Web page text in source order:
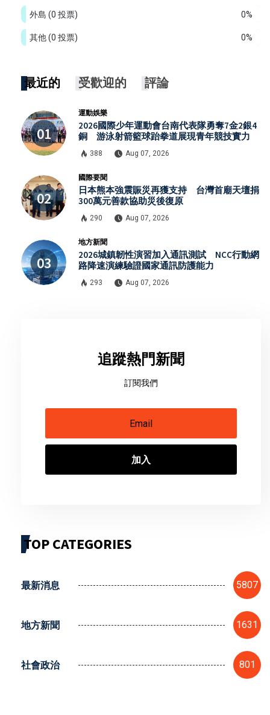
0%
外島 (0 投票)
0%
其他(0 投票)
最近的 受歡迎的 評論
運動娛樂
2026國際少年運動會台南代表隊勇奪7金2銀4
銅 游泳射箭籃球跆拳道展現青年競技實力
388 Aug 07, 2026
國際要聞
日本熊本強震賑災再獲支持 台灣首廟天壇捐
300萬元善款協助災後復原
290 Aug 07, 2026
地方新聞
2026城鎮韌性演習加入通訊測試 NCC行動網
路降速演練驗證國家通訊防護能力
293 Aug 07, 2026
追蹤熱門新聞
訂閱我們
加入
TOP CATEGORIES
最新消息 5807
地方新聞 1631
社會政治 801